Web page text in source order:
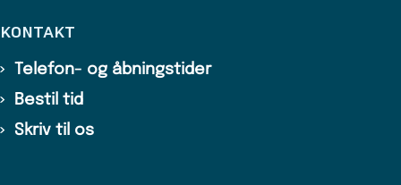
KONTAKT
Telefon- og åbningstider
Bestil tid
Skriv til os